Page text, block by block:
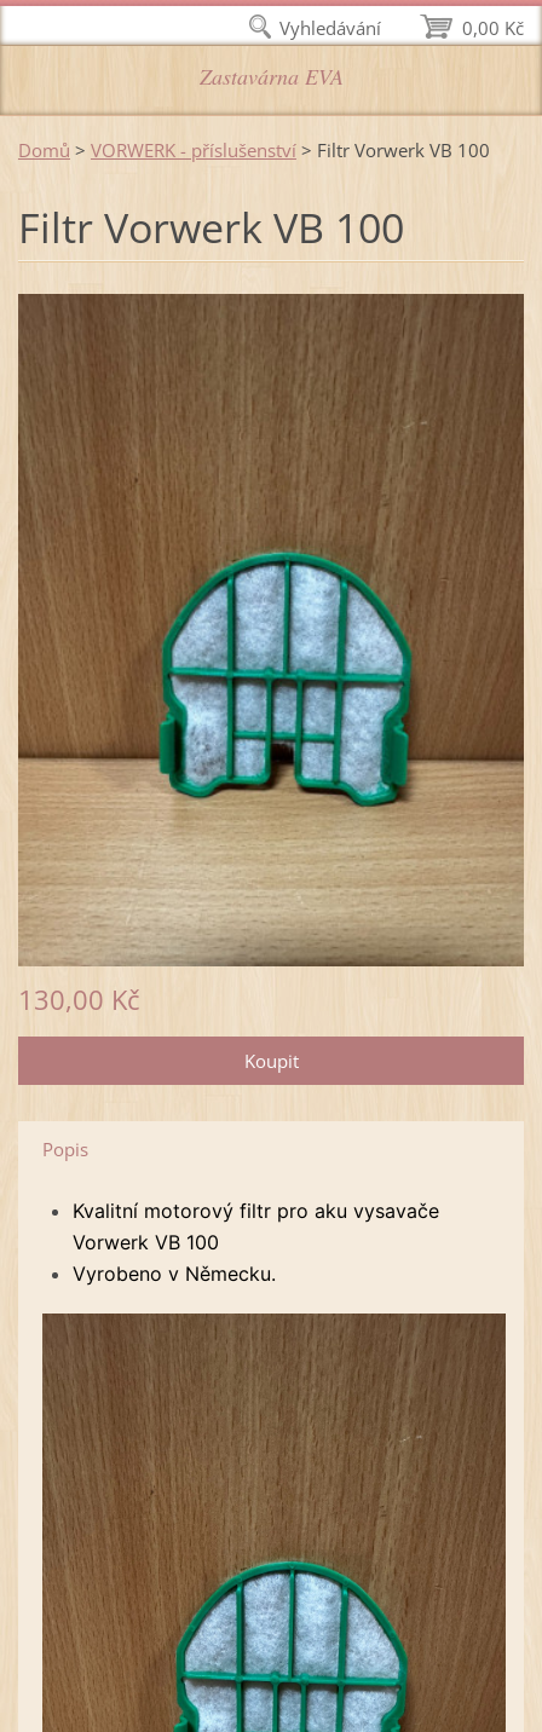
Zastavárna EVA
Domů > VORWERK - příslušenství > Filtr Vorwerk VB 100
Filtr Vorwerk VB 100
130,00 Kč
Popis
Kvalitní motorový filtr pro aku vysavače
Vorwerk VB 100
Vyrobeno v Německu.
0,00 Kč
Vyhledávání